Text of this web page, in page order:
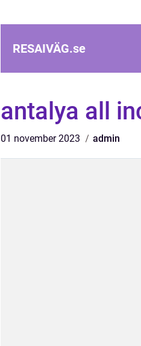
RESAIVÄG.se
antalya all
01 november 2023 admin